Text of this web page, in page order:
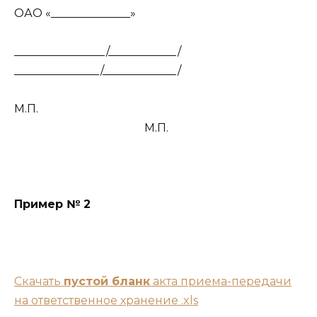
ОАО «______________»
________________/____________/
_______________/_____________/
М.П.
М.П.
Пример № 2
Скачать пустой бланк акта приема-передачи
на ответственное хранение .xls